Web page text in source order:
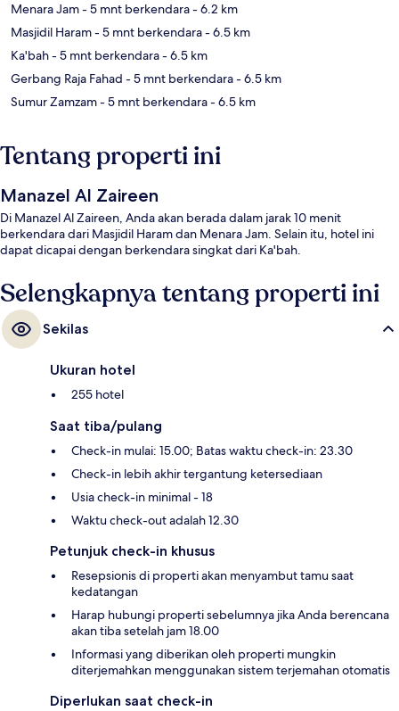
Menara Jam- 5 mnt berkendara- 6.2 km
Masjidil Haram- 5 mnt berkendara- 6.5 km
Ka'bah- 5 mnt berkendara- 6.5 km
Gerbang Raja Fahad - 5 mnt berkendara- 6.5 km
Sumur Zamzam- 5 mnt berkendara- 6.5 km
Tentang properti ini
Manazel Al Zaireen
Di Manazel Al Zaireen, Anda akan berada dalam jarak 10 menit
berkendara dari Masjidil Haram dan Menara Jam. Selain itu, hotel ini
dapat dicapai dengan berkendara singkat dari Ka'bah.
Selengkapnya tentang properti ini
Sekilas
Ukuran hotel
255 hotel
Saat tiba/pulang
Check-in mulai: 15.00; Batas waktu check-in: 23.30
Check-in lebih akhir tergantung ketersediaan
Usia check-in minimal - 18
Waktu check-out adalah 12.30
Petunjuk check-in khusus
Resepsionis di properti akan menyambut tamu saat
kedatangan
Harap hubungi properti sebelumnya jika Anda berencana
akan tiba setelah jam 18.00
Informasi yang diberikan oleh properti mungkin
diterjemahkan menggunakan sistem terjemahan otomatis
Diperlukan saat check-in